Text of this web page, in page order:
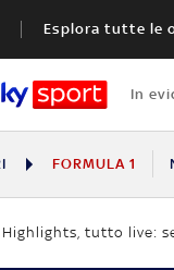
Esplora tutte le
In
FORMULA 1
Highlights, tutto live: